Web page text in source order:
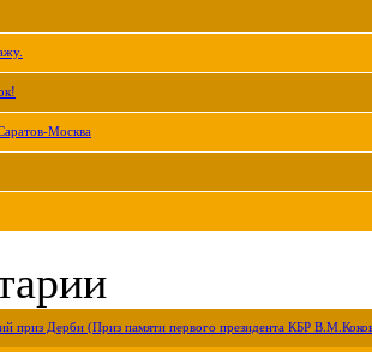
Москва
приз Дерби (Приз памяти первого президента КБР